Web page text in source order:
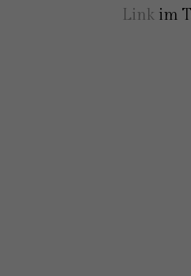
Link im